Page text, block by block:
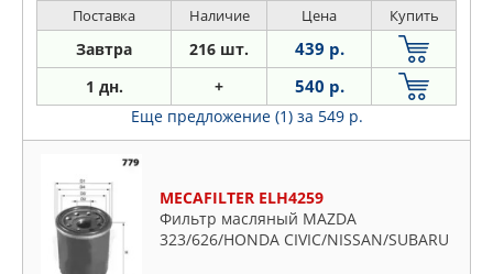
Поставка Наличие Цена Купить
Завтра 216 шт. 439 р.
1 дн. + 540 р.
Еще предложение (1) за 549 р.
MECAFILTER ELH4259
Фильтр масляный MAZDA
323/626/HONDA CIVIC/NISSAN/SUBARU